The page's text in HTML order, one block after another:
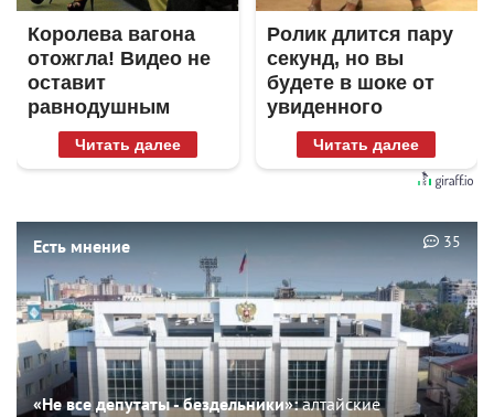
Королева вагона
отожгла! Видео не
оставит
равнодушным
Читать далее
Ролик длится пару
секунд, но вы
будете в шоке от
увиденного
Читать далее
Есть мнение
«Не все депутаты - бездельники»:алтайские
35